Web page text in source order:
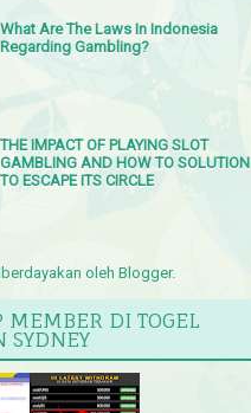
What Are The Laws In Indonesia
Regarding Gambling?
THE IMPACT OF PLAYING SLOT
GAMBLING AND HOW TO SOLUTION
TO ESCAPE ITS CIRCLE
oleh Blogger.
MEMBER DI TOGEL
SYDNEY